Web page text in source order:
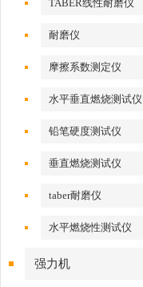
TABER线性耐磨仪
耐磨仪
摩擦系数测定仪
水平垂直燃烧测试仪
铅笔硬度测试仪
垂直燃烧测试仪
taber耐磨仪
水平燃烧性测试仪
强力机